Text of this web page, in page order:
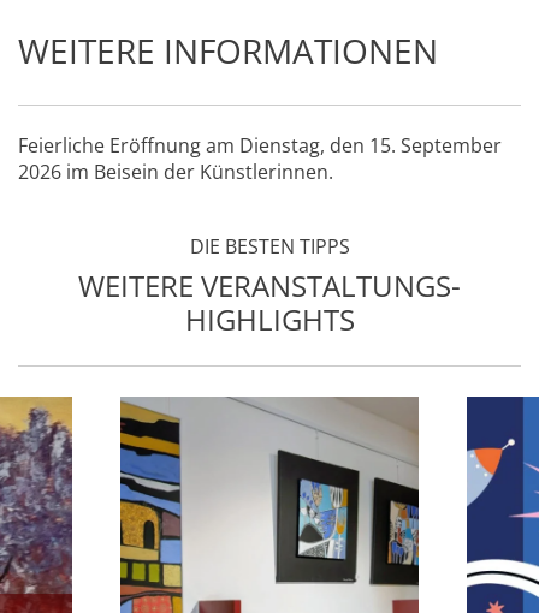
WEITERE INFORMATIONEN
Feierliche Eröffnung am Dienstag, den 15. September
2026 im Beisein der Künstlerinnen.
DIE BESTEN TIPPS
WEITERE VERANSTALTUNGS-
HIGHLIGHTS